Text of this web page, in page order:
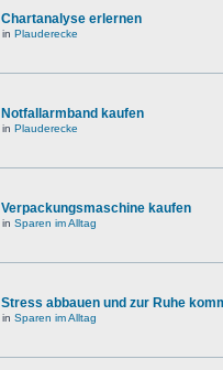
Chartanalyse erlernen
in Plauderecke
Notfallarmband kaufen
in Plauderecke
Verpackungsmaschine kaufen
in Sparen im Alltag
Stress abbauen und zur Ruhe
in Sparen im Alltag